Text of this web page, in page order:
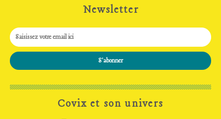
Newsletter
Covix et son univers